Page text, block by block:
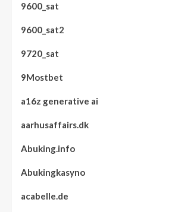
9600_sat
9600_sat2
9720_sat
9Mostbet
a16z generative ai
aarhusaffairs.dk
Abuking.info
Abukingkasyno
acabelle.de